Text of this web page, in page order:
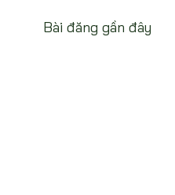
Bài đăng gần đây